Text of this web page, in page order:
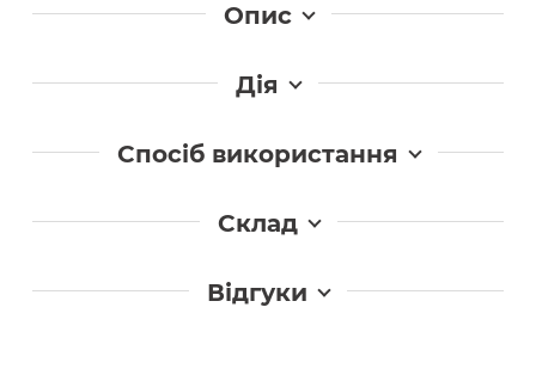
Опис
Дія
Спосіб використання
Склад
Відгуки